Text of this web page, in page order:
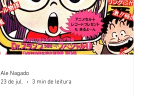
Ale Nagado
23 de jul.
3 min de leitura